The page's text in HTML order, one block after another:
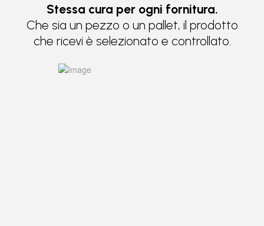
Stessa cura per ogni fornitura.
Che sia un pezzo o un pallet, il prodotto
che ricevi è selezionato e controllato.